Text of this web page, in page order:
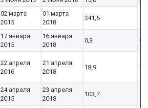
02 марта
2015
01 марта
2018
341,6
17 января
2015
16 января
2018
0,3 0,1
22 апреля
2016
21 апреля
2018
18,9
24 апреля
2015
23 апреля
2018
103,7 75